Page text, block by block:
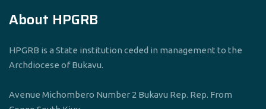
About HPGRB
HPGRB is a State institution ceded in management to the
Archdiocese of Bukavu.
Avenue Michombero Number 2 Bukavu Rep. Rep. From